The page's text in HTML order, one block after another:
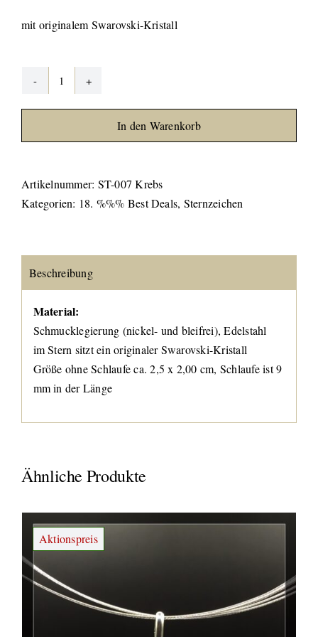
war:
ist:
mit originalem Swarovski-Kristall
Sternzeichen-
Anhänger
Menge
In den Warenkorb
Artikelnummer: ST-007 Krebs
Kategorien: 18. %%% Best Deals, Sternzeichen
Beschreibung
Material:
Schmucklegierung (nickel- und bleifrei), Edelstahl
im Stern sitzt ein originaler Swarovski-Kristall
Größe ohne Schlaufe ca. 2,5 x 2,00 cm, Schlaufe ist 9
mm in der Länge
Ähnliche Produkte
Aktionspreis